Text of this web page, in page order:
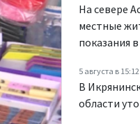
На севере
местные
показания в
5 августа в 15:12
В
области